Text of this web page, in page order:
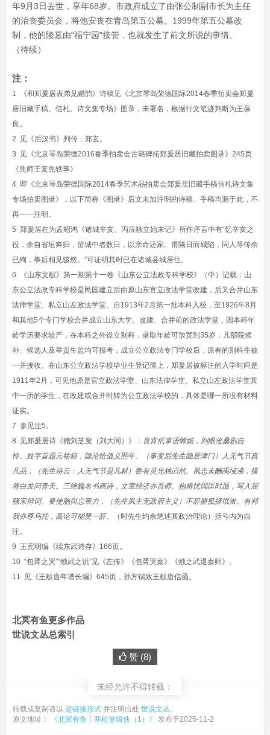
年9月3日去世，享年68岁。市政府成立了由张公制副市长为主任
的治丧委员会，将他安丧在青岛第五公墓。1999年第五公墓改
制，他的陵墓由“福宁园”接管，也就发生了前文所说的事情。
（待续）
注：
1 《和郑爰居表弟见赠韵》诗稿见《北京琴岛荣德国际2014春季拍卖会郑爰
居旧藏手稿、信札、诗文集专场》图录，未署名，根据行文笔迹判断为王葆
良。
2 见《后汉书》列传：郑玄。
3 见《北京琴岛荣德2016春季拍卖会古籍碑拓郑爰居旧藏拍卖图录》245页
《先师王复先轶事》
4 即《北京琴岛荣德国际2014春季艺术品拍卖会郑爰居旧藏手稿信札诗文集
专场拍卖图录》，以下简称《图录》后文未加注明的诗稿、手稿均源于此，不
再一一注明。
5 郑爰居在为孟昭鸿《诸城辛亥、丙辰独立始末记》所作序言中有“忆辛亥之
役，余自省垣奔归，留城中者数日，以亲命还家。甫隔日而城陷，同人等传余
已殉，事后相见骇然。”可证明其时已在诸城县城居住。
6 《山东文献》第一期第十一卷《山东公立法政专科学校》（中）记载：山
东公立法政专科学校是民国建立后由原山东官立政法学堂改建，后又合并山东
法律学堂、私立山左政法学堂。自1913年2月第一批本科入校，至1926年8月
和其他5个专门学校合并成立山东大学。改建、合并前的政法学堂，因本科年
龄学历要求较严，在本科之外设立别科，录取年龄可放宽到35岁，凡部院候
补、候选人及举贡生监均可报考，成立公立政法专门学校后，原有的别科生被
一并接收。在山东公立政法学校毕业生登记簿上，郑爰居被标注的入学时间是
1911年2月，可见他原是官立政法学堂、山东法律学堂、私立山左政法学堂其
中一所的学生，在改建或合并时转为公立政法学校的，具体是哪一所没有材料
证实。
7 参见注5。
8 见郑爰居诗《赠刘芝叟（刘大同）》： 良宵扺掌语蝉嫣，到眼沧桑剧自
怜。姓字首题元祐籍，隐沦恰值义熙年。（事变后先生隐居津门）人无气节真
凡品，（先生诗云：人无气节是凡材）鲁有灵光独岿然。夙志未酬禹域沸，搔
将白发问青天。三绝巍名书画诗，文章经济亦吾师。抱将忧国匡时愿，写入屈
骚宋辩词。要使胞與忘帝力，（先生夙主无政府主义）不辞胼胝拯氓蚩。有邦
我亦尊乌托，高论可能赞一辞。
（时先生约余笔述其政治理论）括号内为自
注。
9 王宪明编《续东武诗存》166页。
10 “包胥之哭”“烛武之说”见《左传》《包胥哭秦》《烛之武退秦师》。
11 见《王献唐年谱长编》645页，孙方锡致王献唐信函。
北冥有鱼更多作品
世说文丛总索引
赞 (8)
未经允许不得转载：
转载或复制请以 超链接形式 并注明出处 世说文丛。
原文地址：
《北冥有鱼丨寒松堂辑佚（1）》 发布于2025-11-2